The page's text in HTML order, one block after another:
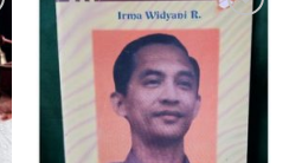
Add to
wishlist